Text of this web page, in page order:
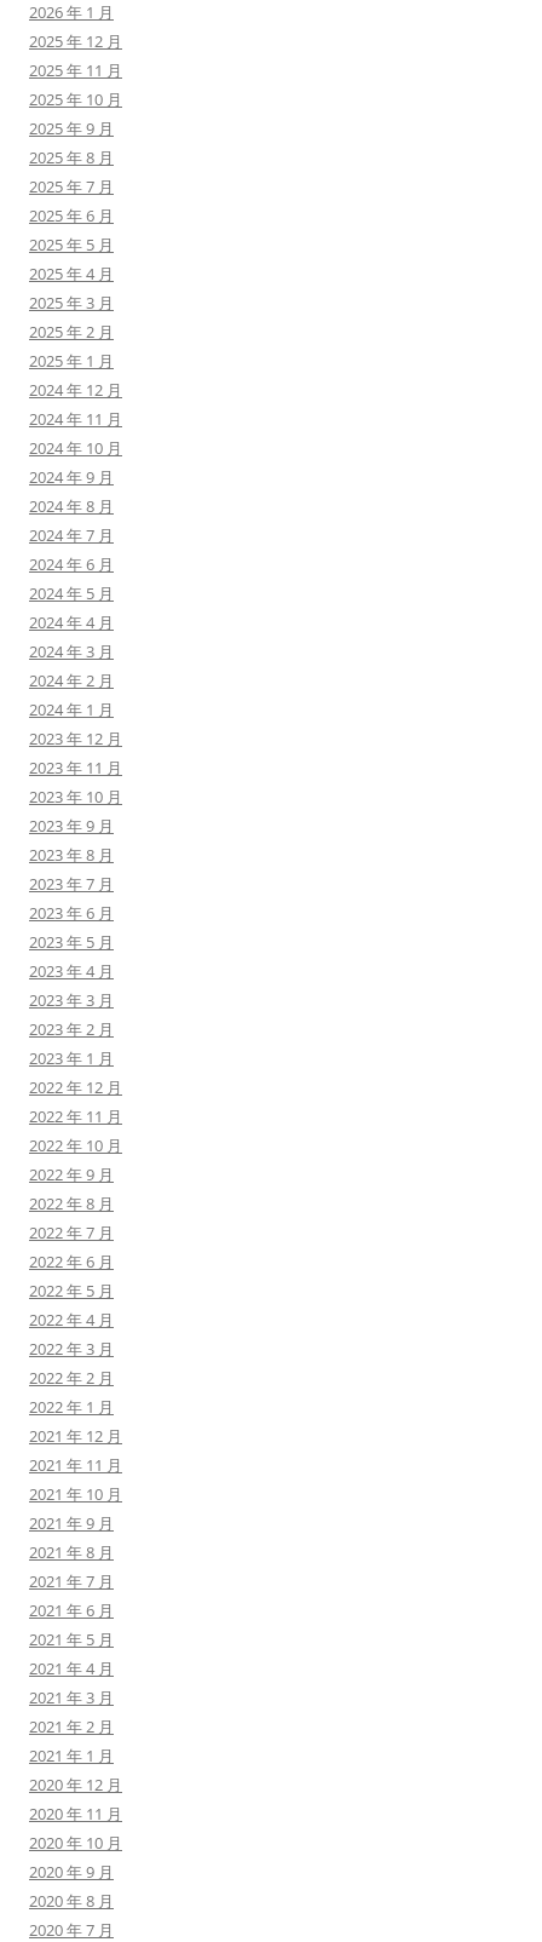
2026 年 1 月
2025 年 12 月
2025 年 11 月
2025 年 10 月
2025 年 9 月
2025 年 8 月
2025 年 7 月
2025 年 6 月
2025 年 5 月
2025 年 4 月
2025 年 3 月
2025 年 2 月
2025 年 1 月
2024 年 12 月
2024 年 11 月
2024 年 10 月
2024 年 9 月
2024 年 8 月
2024 年 7 月
2024 年 6 月
2024 年 5 月
2024 年 4 月
2024 年 3 月
2024 年 2 月
2024 年 1 月
2023 年 12 月
2023 年 11 月
2023 年 10 月
2023 年 9 月
2023 年 8 月
2023 年 7 月
2023 年 6 月
2023 年 5 月
2023 年 4 月
2023 年 3 月
2023 年 2 月
2023 年 1 月
2022 年 12 月
2022 年 11 月
2022 年 10 月
2022 年 9 月
2022 年 8 月
2022 年 7 月
2022 年 6 月
2022 年 5 月
2022 年 4 月
2022 年 3 月
2022 年 2 月
2022 年 1 月
2021 年 12 月
2021 年 11 月
2021 年 10 月
2021 年 9 月
2021 年 8 月
2021 年 7 月
2021 年 6 月
2021 年 5 月
2021 年 4 月
2021 年 3 月
2021 年 2 月
2021 年 1 月
2020 年 12 月
2020 年 11 月
2020 年 10 月
2020 年 9 月
2020 年 8 月
2020 年 7 月